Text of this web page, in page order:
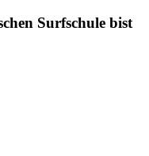
Surfschule bist